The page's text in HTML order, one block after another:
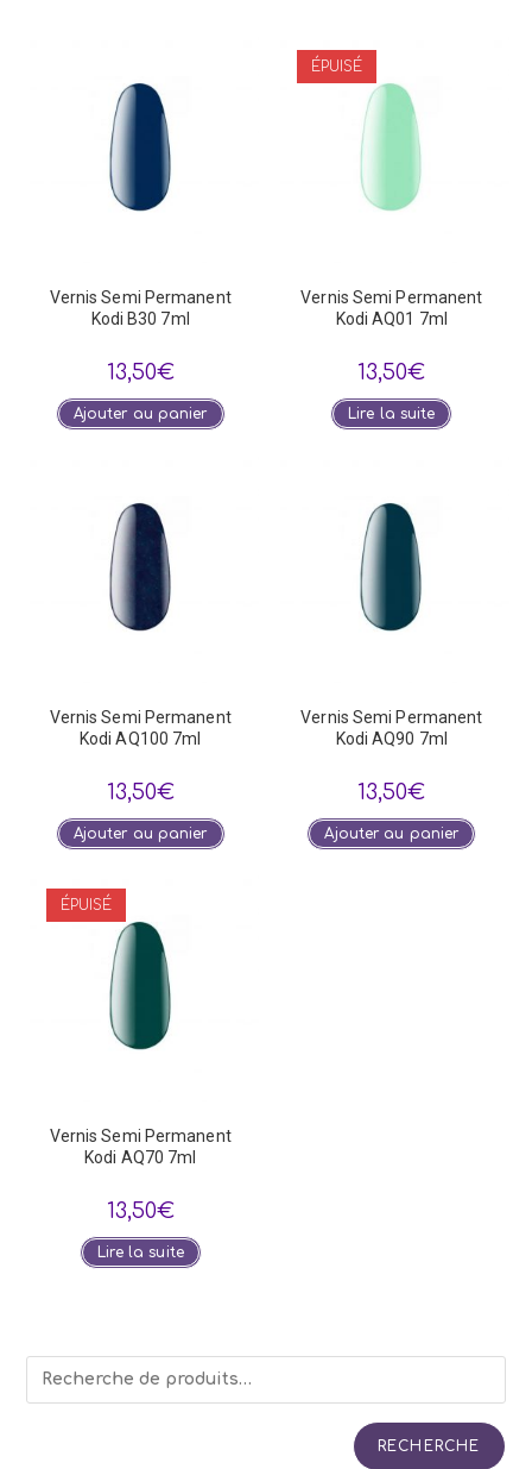
Vernis Semi Permanent
Kodi B30 7ml
13,50€
Ajouter au panier
ÉPUISÉ
Vernis Semi Permanent
Kodi AQ01 7ml
13,50€
Lire la suite
Vernis Semi Permanent
Kodi AQ100 7ml
13,50€
Ajouter au panier
Vernis Semi Permanent
Kodi AQ90 7ml
13,50€
Ajouter au panier
ÉPUISÉ
Vernis Semi Permanent
Kodi AQ70 7ml
13,50€
Lire la suite
RECHERCHE